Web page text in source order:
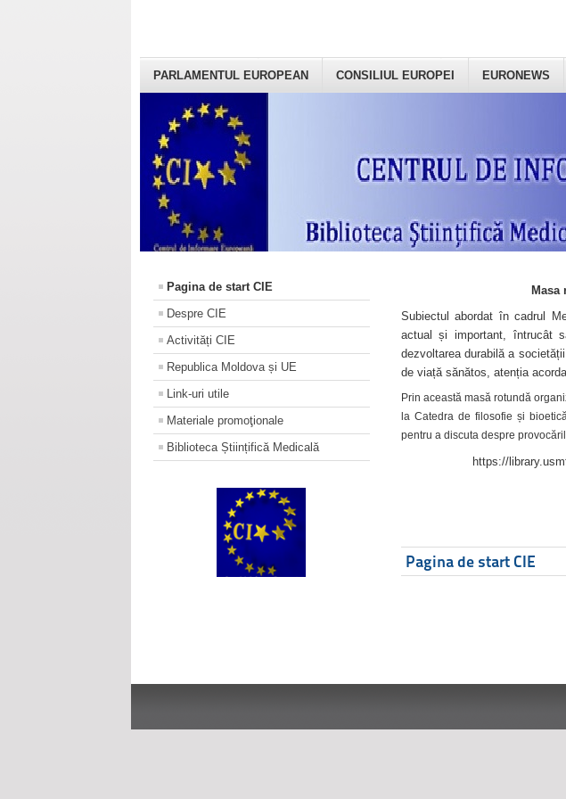
PARLAMENTUL EUROPEAN CONSILIUL EUROPEI EURONEWS
Pagina de start CIE
Despre CIE
Activități CIE
Republica Moldova și UE
Link-uri utile
Materiale promoţionale
Biblioteca Științifică Medicală
Masa
Subiectul abordat în cadrul
actual și important, întrucât
dezvoltarea durabilă a
de viață sănătos, atenția
Prin această masă rotundă
la Catedra de filosofie și
pentru a discuta despre
https://
Pagina de start CIE